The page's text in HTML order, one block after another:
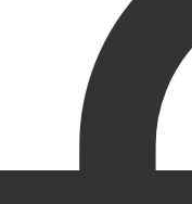
ersten Mal das